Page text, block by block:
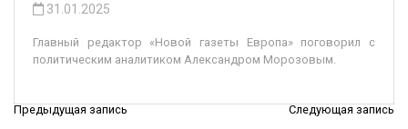
31.01.2025
Главный редактор «Новой газеты Европа» поговорил с
политическим аналитиком Александром Морозовым.
Н
Предыдущая запись Следующая запись